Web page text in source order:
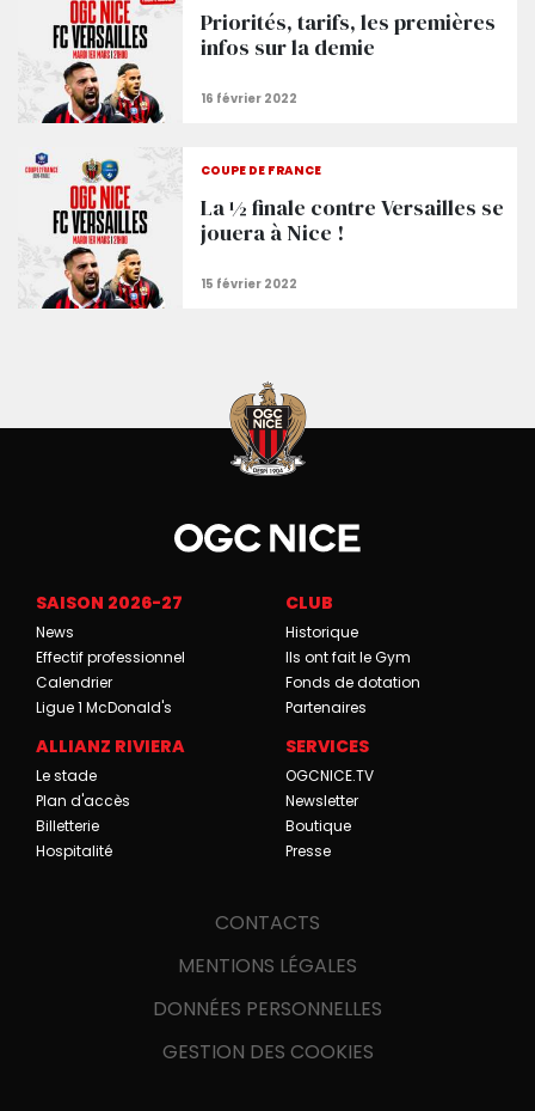
Priorités, tarifs, les premières
infos sur la demie
COUPE DE FRANCE
La ½ finale contre Versailles se
jouera à Nice !
SAISON 2026-27
News
Effectif professionnel
Calendrier
Ligue 1 McDonald's
CLUB
Historique
Ils ont fait le Gym
Fonds de dotation
Partenaires
ALLIANZ RIVIERA
Le stade
Plan d'accès
Billetterie
Hospitalité
SERVICES
OGCNICE.TV
Newsletter
Boutique
Presse
CONTACTS
MENTIONS LÉGALES
DONNÉES PERSONNELLES
GESTION DES COOKIES